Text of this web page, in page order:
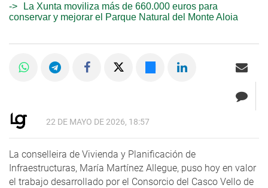
La Xunta moviliza más de 660.000 euros para
conservar y mejorar el Parque Natural del Monte Aloia
22 DE MAYO DE 2026, 18:57
La conselleira de Vivienda y Planificación de
Infraestructuras, María Martínez Allegue, puso hoy en valor
el trabajo desarrollado por el Consorcio del Casco Vello de